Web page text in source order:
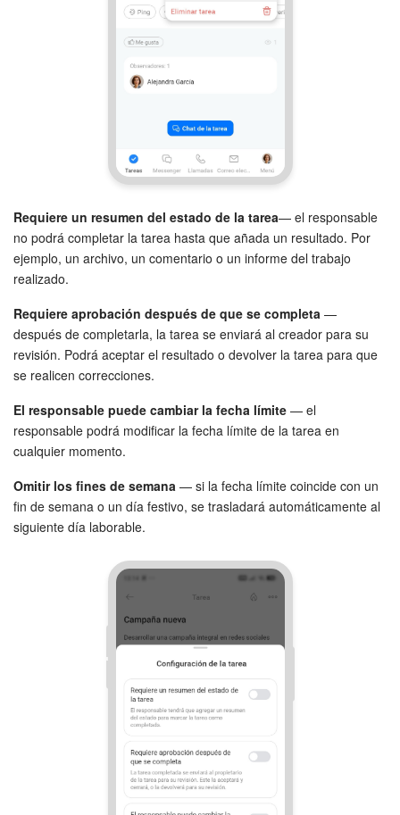
Widget del empleado
Configuraciones de la cuenta
Bitrix24 En Premisa
Bitrix24 Messenger
Preguntas generales
Actualización de los artículos (archivo)
EMPEZAR GRATIS
Requiere un resumen del estado de la tarea— el responsable
no podrá completar la tarea hasta que añada un resultado. Por
ejemplo, un archivo, un comentario o un informe del trabajo
realizado.
Requiere aprobación después de que se completa —
después de completarla, la tarea se enviará al creador para su
revisión. Podrá aceptar el resultado o devolver la tarea para que
se realicen correcciones.
El responsable puede cambiar la fecha límite — el
responsable podrá modificar la fecha límite de la tarea en
cualquier momento.
Omitir los fines de semana — si la fecha límite coincide con un
fin de semana o un día festivo, se trasladará automáticamente al
siguiente día laborable.